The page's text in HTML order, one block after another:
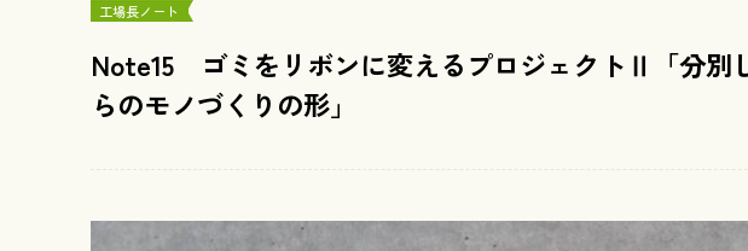
工場長ノート
Note15 ゴミをリボンに変えるプロジェクトⅡ「分別
らのモノづくりの形」